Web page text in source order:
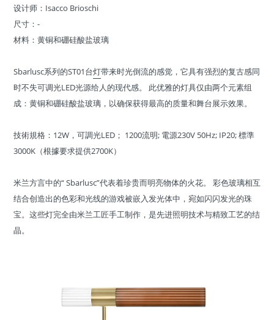
设计师：Isacco Brioschi
尺寸：-
材料：黄铜和硼硅酸盐玻璃
Sbarlusc系列的ST01台灯带来时光倒流的感觉，它具有强烈的复古感同
时不失可调光LED光源给人的现代感。 此优雅的灯具仅由两个元素组
成：黄铜和硼硅酸盐玻璃，以确保获得最高的质量和舞台展示效果。
技術規格：12W，可調光LED； 1200流明; 電源230V 50Hz; IP20; 標準
3000K（根據要求提供2700K）
米兰方言中的“ Sbarlusc”代表着珍贵而明亮物体的火花。 彩色玻璃相互
结合创造出的色彩和光线的游戏被嵌入发光体中，宛如闪闪发光的珠
宝。这些灯完全由米兰工匠手工制作，是先进照明技术与精致工艺的结
晶。